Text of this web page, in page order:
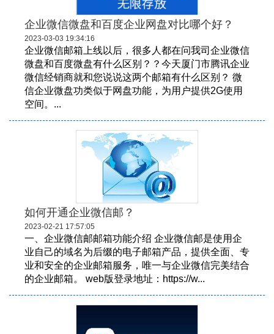
企业微信微盘和百度企业网盘对比哪个好？
2023-03-03 19:34:16
企业微信邮箱上线以后，很多人都在问我司企业微信
微盘和百度微盘有什么区别？？今天厦门市腾讯企业
微信经销商就和您说说这两个邮箱有什么区别？ 微
信企业微盘功类似于网盘功能，为用户提供2G使用
空间。...
如何开通企业微信邮？
2023-02-21 17:57:05
一、企业微信邮邮箱功能介绍 企业微信邮是使用企
业自己的域名为后缀的电子邮箱产品，提供全面、专
业和安全的企业邮箱服务，唯一与企业微信完美结合
的企业邮箱。 web版登录地址：https://w...